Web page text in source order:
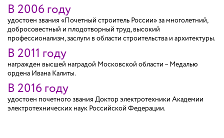
В 2006 году
удостоен звания «Почетный строитель России» за многолетний,
добросовестный и плодотворный труд, высокий
профессионализм, заслуги в области строительства и архитектуры.
В 2011 году
награжден высшей наградой Московской области – Медалью
ордена Ивана Калиты.
В 2016 году
удостоен почетного звания Доктор электротехники Академии
электротехнических наук Российской Федерации.